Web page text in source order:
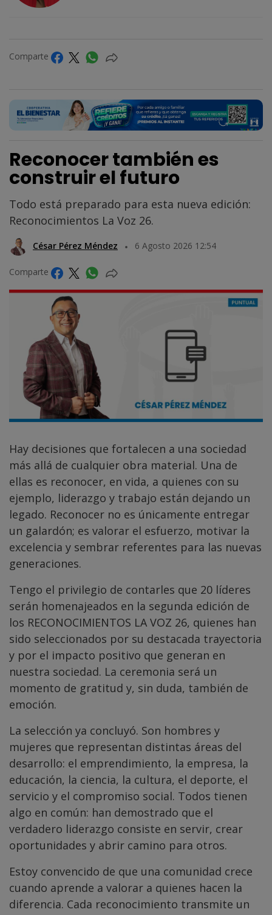
Comparte
Reconocer también es
construir el futuro
Todo está preparado para esta nueva edición:
Reconocimientos La Voz 26.
César Pérez Méndez 6 Agosto 2026 12:54
Comparte
Hay decisiones que fortalecen a una sociedad
más allá de cualquier obra material. Una de
ellas es reconocer, en vida, a quienes con su
ejemplo, liderazgo y trabajo están dejando un
legado. Reconocer no es únicamente entregar
un galardón; es valorar el esfuerzo, motivar la
excelencia y sembrar referentes para las nuevas
generaciones.
Tengo el privilegio de contarles que 20 líderes
serán homenajeados en la segunda edición de
los RECONOCIMIENTOS LA VOZ 26, quienes han
sido seleccionados por su destacada trayectoria
y por el impacto positivo que generan en
nuestra sociedad. La ceremonia será un
momento de gratitud y, sin duda, también de
emoción.
La selección ya concluyó. Son hombres y
mujeres que representan distintas áreas del
desarrollo: el emprendimiento, la empresa, la
educación, la ciencia, la cultura, el deporte, el
servicio y el compromiso social. Todos tienen
algo en común: han demostrado que el
verdadero liderazgo consiste en servir, crear
oportunidades y abrir camino para otros.
Estoy convencido de que una comunidad crece
cuando aprende a valorar a quienes hacen la
diferencia. Cada reconocimiento transmite un